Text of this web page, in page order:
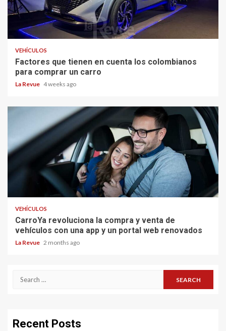
VEHÍCULOS
Factores que tienen en cuenta los colombianos
para comprar un carro
La Revue 4 weeks ago
VEHÍCULOS
CarroYa revoluciona la compra y venta de
vehículos con una app y un portal web renovados
La Revue 2 months ago
Search
Recent Posts